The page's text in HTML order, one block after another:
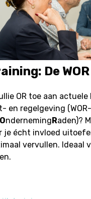
De
OR toe aan
en regelgeving (WOR-
OndernemingRaden)?
je écht invloed
vervullen. Ideaal